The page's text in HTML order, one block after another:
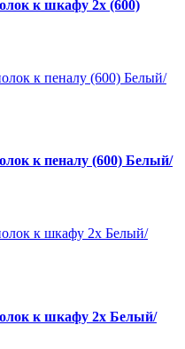
к шкафу 2х (600)
к пеналу (600) Белый/
к шкафу 2х Белый/